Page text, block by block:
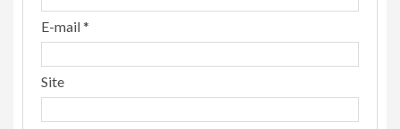
E-mail*
Site